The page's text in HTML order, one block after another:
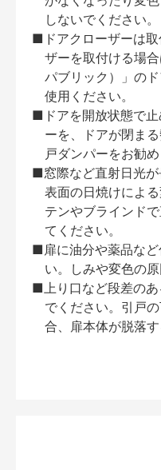
しないでください。
■ドアクローザーは
ザーを取付ける場
パブリック）」の
使用ください。
■ドアを開放状態で
ーを、ドアが閉ま
戸ダンパーをお勧め
■窓際など直射日光が
表面の日焼けによ
テンやブラインド
てください。
■扉に油分や薬品など
い。しみや変色の原
■上り口など段差の
でください。引戸
合、扉本体が脱落す